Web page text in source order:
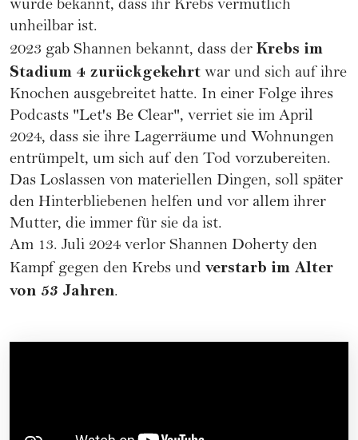
wurde bekannt, dass ihr Krebs vermutlich
unheilbar ist.
2023 gab Shannen bekannt, dass der Krebs im
Stadium 4 zurückgekehrt war und sich auf ihre
Knochen ausgebreitet hatte. In einer Folge ihres
Podcasts "Let's Be Clear", verriet sie im April
2024, dass sie ihre Lagerräume und Wohnungen
entrümpelt, um sich auf den Tod vorzubereiten.
Das Loslassen von materiellen Dingen, soll später
den Hinterbliebenen helfen und vor allem ihrer
Mutter, die immer für sie da ist.
Am 13. Juli 2024 verlor Shannen Doherty den
Kampf gegen den Krebs und verstarb im Alter
von 53 Jahren.